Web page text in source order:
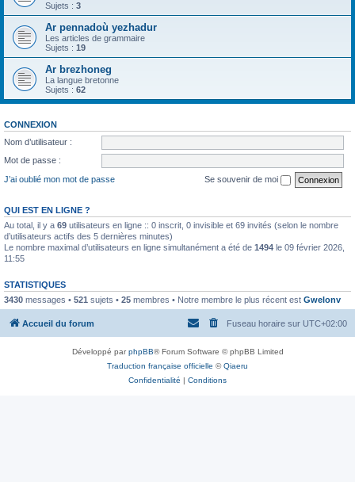
r
Sujets : 3
Ar pennadoù yezhadur
Les articles de grammaire
Sujets : 19
Ar brezhoneg
La langue bretonne
Sujets : 62
CONNEXION
Nom d’utilisateur :
Mot de passe :
J’ai oublié mon mot de passe
Se souvenir de moi
QUI EST EN LIGNE ?
Au total, il y a 69 utilisateurs en ligne :: 0 inscrit, 0 invisible et 69 invités (selon le nombre
d’utilisateurs actifs des 5 dernières minutes)
Le nombre maximal d’utilisateurs en ligne simultanément a été de 1494 le 09 février 2026,
11:55
STATISTIQUES
3430 messages • 521 sujets • 25 membres • Notre membre le plus récent est Gwelonv
Accueil du forum Fuseau horaire sur UTC+02:00
Développé parphpBB® Forum Software © phpBB Limited
Traduction française officielle ©Qiaeru
Confidentialité | Conditions